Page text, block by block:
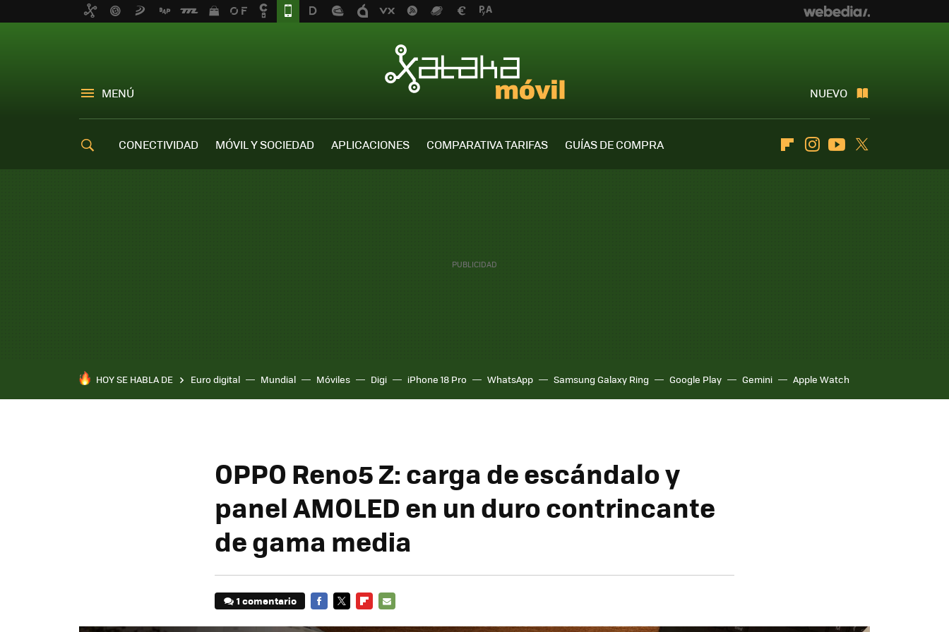
MENÚ NUEVO
CONECTIVIDAD MÓVIL Y SOCIEDAD APLICACIONES COMPARATIVA TARIFAS
GUÍAS DE COMPRA
FlipboardInstagramYoutube
HOY SE HABLA DE Euro digital Mundial Móviles Digi iPhone 18 Pro WhatsApp Samsung Galaxy Ring Google Play Gemini Apple Watch
OPPO Reno5 Z: carga de escándalo y
panel AMOLED en un duro contrincante
de gama media
1 comentario